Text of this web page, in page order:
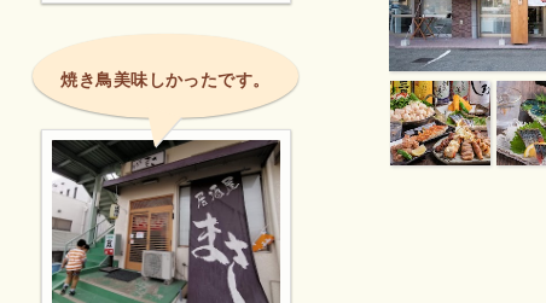
焼き鳥美味しかったです。